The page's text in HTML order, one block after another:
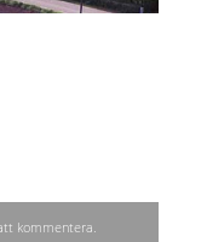
kommentera.